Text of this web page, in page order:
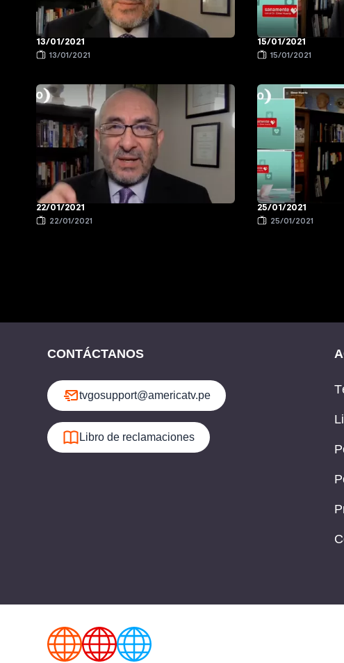
13/01/2021
13/01/2021
15/01/2021
15/01/2021
22/01/2021
22/01/2021
25/01/2021
25/01/2021
CONTÁCTANOS
tvgosupport@americatv.pe
Libro de reclamaciones